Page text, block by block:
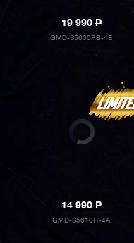
19 990P
GMD-S5600RB-4E
14 990P
GMD-S5610IT-4A